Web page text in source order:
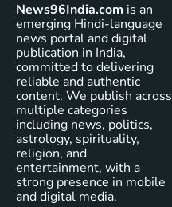
News96India.com is an
emerging Hindi-language
news portal and digital
publication in India,
committed to delivering
reliable and authentic
content. We publish across
multiple categories
including news, politics,
astrology, spirituality,
religion, and
entertainment, with a
strong presence in mobile
and digital media.